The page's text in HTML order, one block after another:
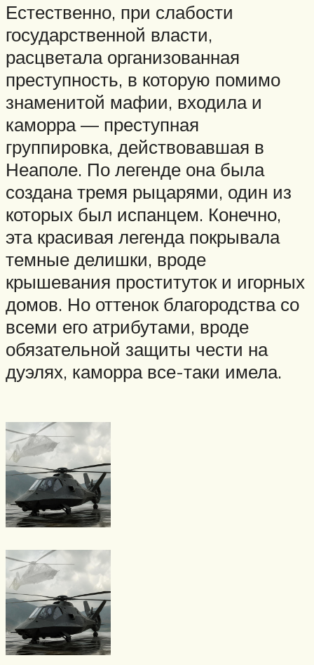
Естественно, при слабости
государственной власти,
расцветала организованная
преступность, в которую помимо
знаменитой мафии, входила и
каморра — преступная
группировка, действовавшая в
Неаполе. По легенде она была
создана тремя рыцарями, один из
которых был испанцем. Конечно,
эта красивая легенда покрывала
темные делишки, вроде
крышевания проституток и игорных
домов. Но оттенок благородства со
всеми его атрибутами, вроде
обязательной защиты чести на
дуэлях, каморра все-таки имела.